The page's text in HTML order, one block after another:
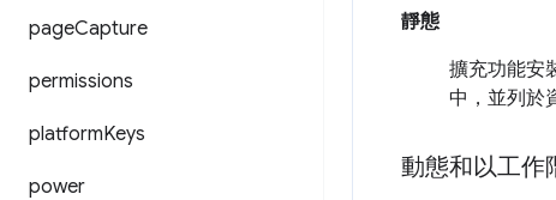
pageCapture
permissions
platformKeys
power
靜態
擴充功能安
中，並列於
動態和以工作